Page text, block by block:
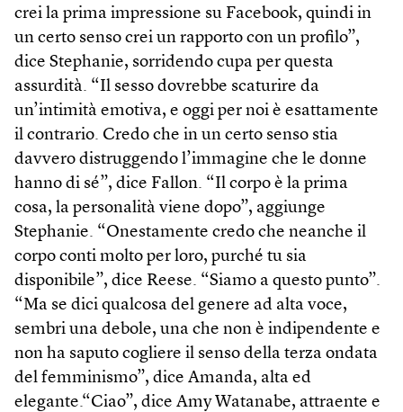
crei la prima impressione su Facebook, quindi in
un certo senso crei un rapporto con un profilo”,
dice Stephanie, sorridendo cupa per questa
assurdità. “Il sesso dovrebbe scaturire da
un’intimità emotiva, e oggi per noi è esattamente
il contrario. Credo che in un certo senso stia
davvero distruggendo l’immagine che le donne
hanno di sé”, dice Fallon. “Il corpo è la prima
cosa, la personalità viene dopo”, aggiunge
Stephanie. “Onestamente credo che neanche il
corpo conti molto per loro, purché tu sia
disponibile”, dice Reese. “Siamo a questo punto”.
“Ma se dici qualcosa del genere ad alta voce,
sembri una debole, una che non è indipendente e
non ha saputo cogliere il senso della terza ondata
del femminismo”, dice Amanda, alta ed
elegante.“Ciao”, dice Amy Watanabe, attraente e